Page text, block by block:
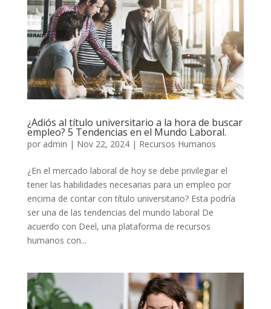
¿Adiós al título universitario a la hora de buscar
empleo? 5 Tendencias en el Mundo Laboral.
por admin | Nov 22, 2024| Recursos Humanos
¿En el mercado laboral de hoy se debe privilegiar el
tener las habilidades necesarias para un empleo por
encima de contar con título universitario? Esta podría
ser una de las tendencias del mundo laboral De
acuerdo con Deel, una plataforma de recursos
humanos con...